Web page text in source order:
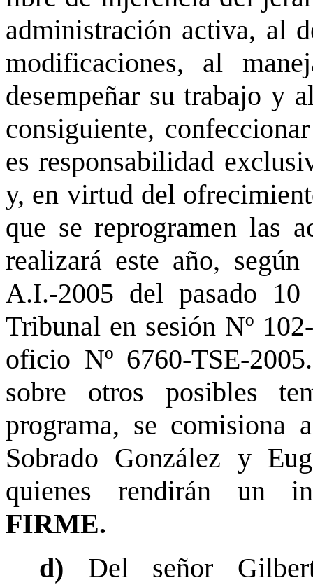
administración activa, al
modificaciones, al
desempeñar su trabajo y
consiguiente,
es responsabilidad
y, en virtud del
que se reprogramen las
realizará este año,
A.I.-2005 del pasado
Tribunal en sesión Nº
oficio Nº 6760-TSE-
sobre otros posibles
programa, se comisiona
Sobrado González y
quienes rendirán un
FIRME.
d) Del señor